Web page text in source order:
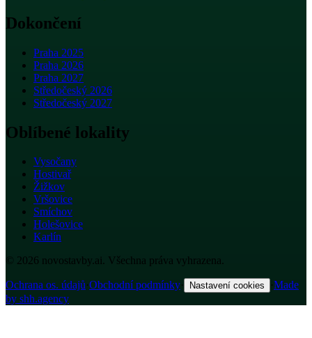
Dokončení
Praha 2025
Praha 2026
Praha 2027
Středočeský 2026
Středočeský 2027
Oblíbené lokality
Vysočany
Hostivař
Žižkov
Vršovice
Smíchov
Holešovice
Karlín
© 2026 novostavby.ai. Všechna práva vyhrazena.
Ochrana os. údajů·Obchodní podmínky· Nastavení cookies ·Made
by shh.agency